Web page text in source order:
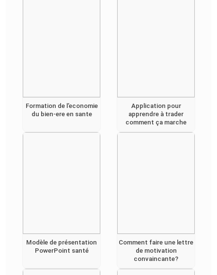
Formation de l’economie
du bien-ere en sante
Application pour
apprendre à trader
comment ça marche
Modèle de présentation
PowerPoint santé
Comment faire une lettre
de motivation
convaincante?